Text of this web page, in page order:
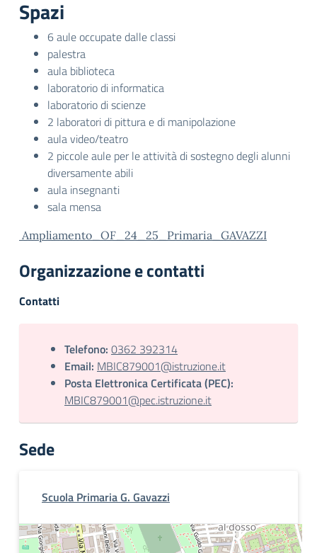
Spazi
6 aule occupate dalle classi
palestra
aula biblioteca
laboratorio di informatica
laboratorio di scienze
2 laboratori di pittura e di manipolazione
aula video/teatro
2 piccole aule per le attività di sostegno degli alunni
diversamente abili
aula insegnanti
sala mensa
Ampliamento_OF_24_25_Primaria_GAVAZZI
Organizzazione e contatti
Contatti
Telefono: 0362 392314
Email: MBIC879001@istruzione.it
Posta Elettronica Certificata (PEC):
MBIC879001@pec.istruzione.it
Sede
Scuola Primaria G. Gavazzi